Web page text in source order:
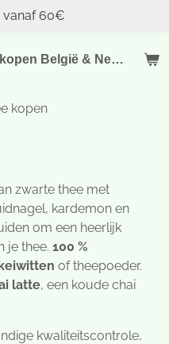
Dammann thee kopen België & Nederland
vanaf 60€
kopen
zwarte thee met
kardemon en
om een heerlijk
je thee. 100 %
of theepoeder.
latte, een koude chai
kwaliteitscontrole,